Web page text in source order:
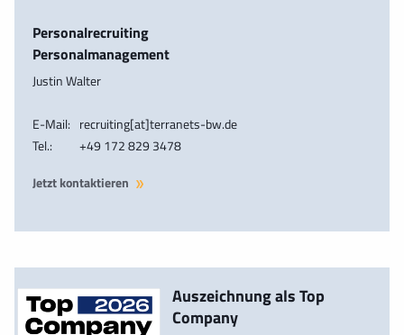
Personalrecruiting
Personalmanagement
Justin Walter
E-Mail: recruiting[at]terranets-bw.de
Tel.:
+49 172 829 3478
Jetzt kontaktieren
Auszeichnung als Top
Company